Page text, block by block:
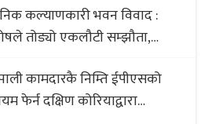
कल्याणकारी भवन विवाद :
तोड्यो एकलौटी सम्झौता,
कामदारकै निम्ति ईपीएसको
फेर्न दक्षिण कोरियाद्वारा